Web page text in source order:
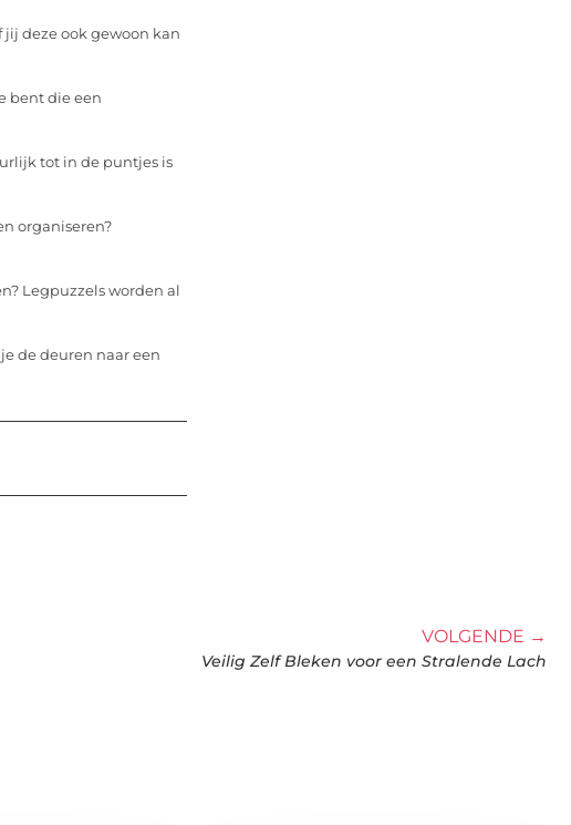
jij deze ook gewoon kan
bent die een
tot in de puntjes is
organiseren?
Legpuzzels worden al
de deuren naar een
VOLGENDE →
Veilig Zelf Bleken voor een Stralende Lach